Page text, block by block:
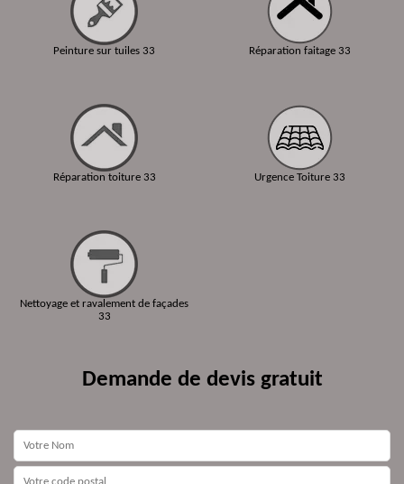
Peinture sur tuiles 33
Réparation toiture 33
Nettoyage et ravalement de façades
33
Réparation faitage 33
Urgence Toiture 33
Demande de devis gratuit